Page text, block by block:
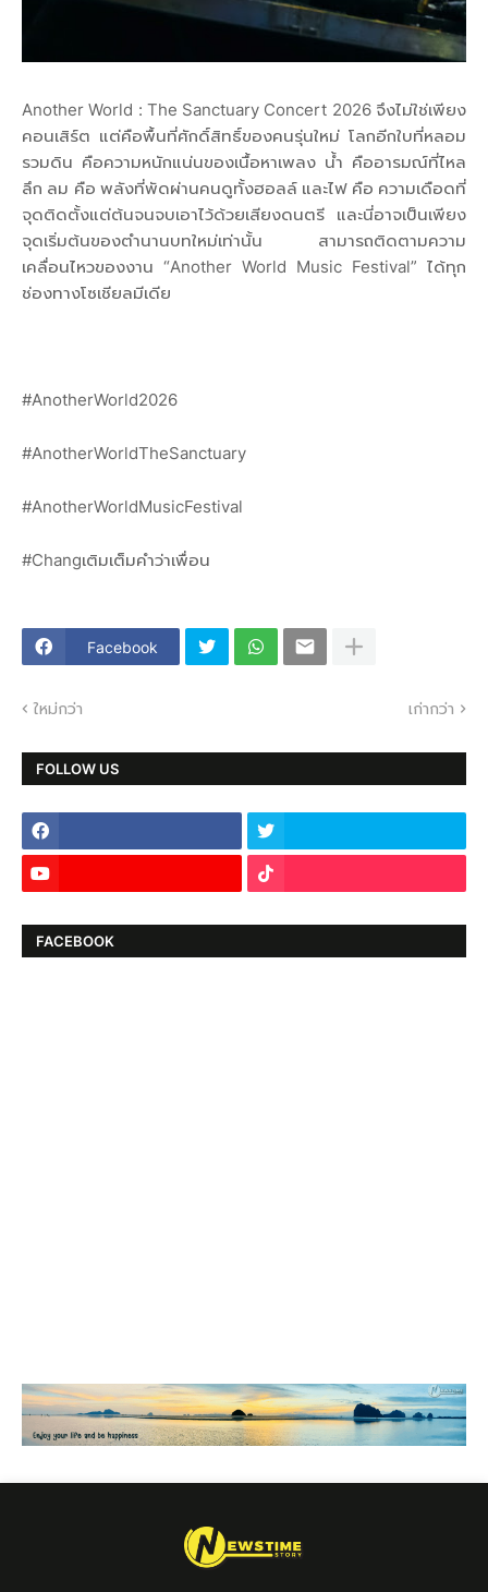
Another World : The Sanctuary Concert 2026 จึงไม่ใช่เพียง
คอนเสิร์ต แต่คือพื้นที่ศักดิ์สิทธิ์ของคนรุ่นใหม่ โลกอีกใบที่หลอม
รวมดิน คือความหนักแน่นของเนื้อหาเพลง น้ำ คืออารมณ์ที่ไหล
ลึก ลม คือ พลังที่พัดผ่านคนดูทั้งฮอลล์ และไฟ คือ ความเดือดที่
จุดติดตั้งแต่ต้นจนจบเอาไว้ด้วยเสียงดนตรี และนี่อาจเป็นเพียง
จุดเริ่มต้นของตำนานบทใหม่เท่านั้น สามารถติดตามความ
เคลื่อนไหวของงาน “Another World Music Festival” ได้ทุก
ช่องทางโซเชียลมีเดีย
#AnotherWorld2026
#AnotherWorldTheSanctuary
#AnotherWorldMusicFestival
#Changเติมเต็มคำว่าเพื่อน
Facebook
ใหม่กว่า เก่ากว่า
FOLLOW US
FACEBOOK